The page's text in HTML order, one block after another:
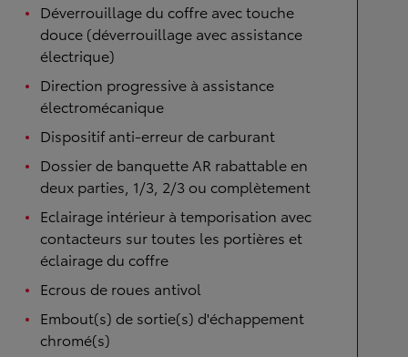
Déverrouillage du coffre avec touche
douce (déverrouillage avec assistance
électrique)
Direction progressive à assistance
électromécanique
Dispositif anti-erreur de carburant
Dossier de banquette AR rabattable en
deux parties, 1/3, 2/3 ou complètement
Eclairage intérieur à temporisation avec
contacteurs sur toutes les portières et
éclairage du coffre
Ecrous de roues antivol
Embout(s) de sortie(s) d'échappement
chromé(s)